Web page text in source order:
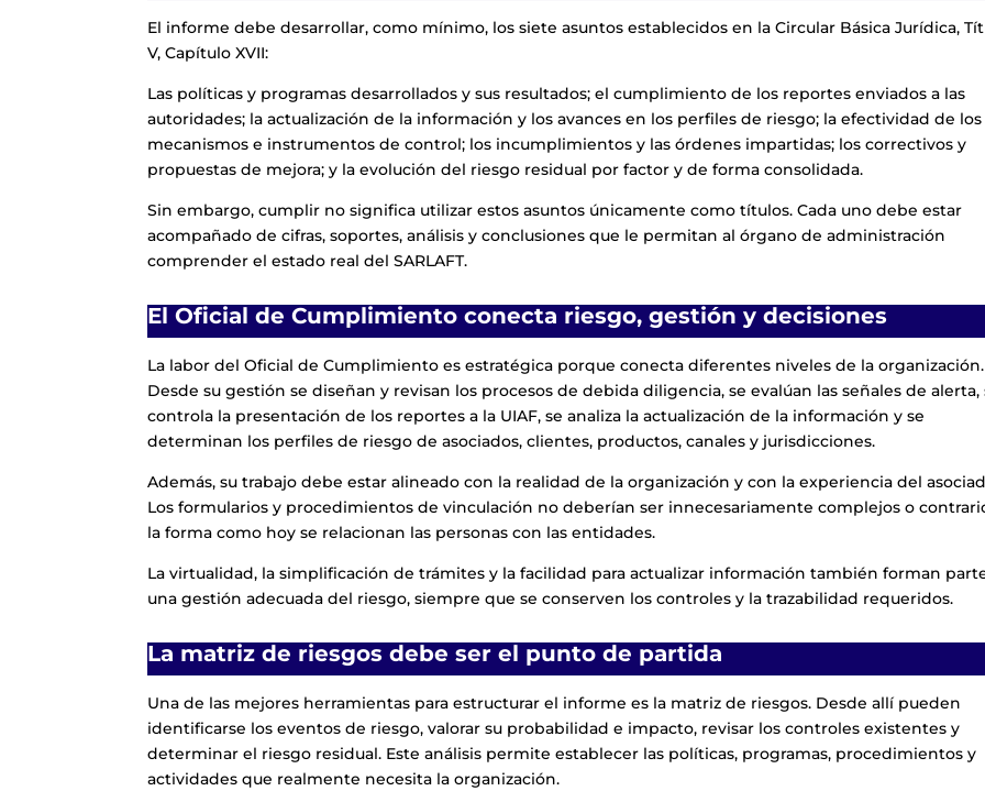
El informe debe desarrollar, como mínimo, los siete asuntos establecidos en la Circular Básica Jurídica,
V, Capítulo XVII:
Las políticas y programas desarrollados y sus resultados; el cumplimiento de los reportes enviados a las
autoridades; la actualización de la información y los avances en los perfiles de riesgo; la efectividad de los
mecanismos e instrumentos de control; los incumplimientos y las órdenes impartidas; los correctivos y
propuestas de mejora; y la evolución del riesgo residual por factor y de forma consolidada.
Sin embargo, cumplir no significa utilizar estos asuntos únicamente como títulos. Cada uno debe estar
acompañado de cifras, soportes, análisis y conclusiones que le permitan al órgano de administración
comprender el estado real del SARLAFT.
El Oficial de Cumplimiento conecta riesgo, gestión y decisiones
La labor del Oficial de Cumplimiento es estratégica porque conecta diferentes niveles de la organización.
Desde su gestión se diseñan y revisan los procesos de debida diligencia, se evalúan las señales de alerta,
controla la presentación de los reportes a la UIAF, se analiza la actualización de la información y se
determinan los perfiles de riesgo de asociados, clientes, productos, canales y jurisdicciones.
Además, su trabajo debe estar alineado con la realidad de la organización y con la experiencia del
Los formularios y procedimientos de vinculación no deberían ser innecesariamente complejos o
la forma como hoy se relacionan las personas con las entidades.
La virtualidad, la simplificación de trámites y la facilidad para actualizar información también forman
una gestión adecuada del riesgo, siempre que se conserven los controles y la trazabilidad requeridos.
La matriz de riesgos debe ser el punto de partida
Una de las mejores herramientas para estructurar el informe es la matriz de riesgos. Desde allí pueden
identificarse los eventos de riesgo, valorar su probabilidad e impacto, revisar los controles existentes y
determinar el riesgo residual. Este análisis permite establecer las políticas, programas, procedimientos y
actividades que realmente necesita la organización.